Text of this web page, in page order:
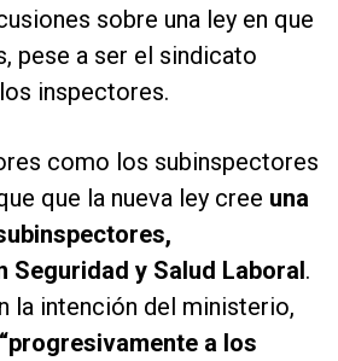
sobre una ley en que
pese a ser el sindicato
inspectores.
como los subinspectores
que la nueva ley cree una
Seguridad y Salud Laboral.
la intención del ministerio,
a los